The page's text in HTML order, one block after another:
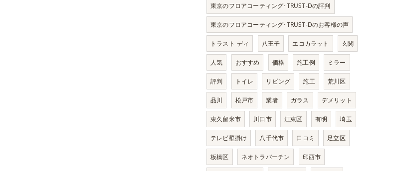
東京のフロアコーティング･TRUST-Dの評判
東京のフロアコーティング･TRUST-Dのお客様の声
トラスト-ディ 八王子 エコカラット 玄関
人気 おすすめ 価格 施工例 ミラー
評判 トイレ リビング 施工 荒川区
品川 松戸市 業者 ガラス デメリット
東久留米市 川口市 江東区 有明 埼玉
テレビ壁掛け 八千代市 口コミ 足立区
板橋区 ネオトラバーチン 印西市